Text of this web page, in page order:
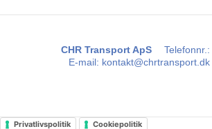
CHR Transport ApS Telefonnr.:
E-mail: kontakt@chrtransport.dk
Privatlivspolitik Cookiepolitik